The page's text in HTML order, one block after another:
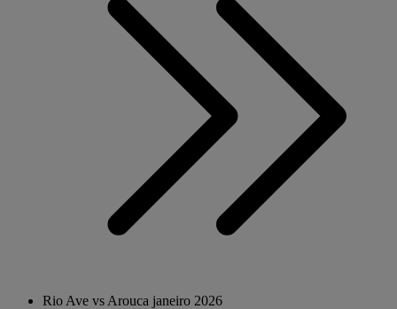
Rio Ave vs Arouca janeiro 2026